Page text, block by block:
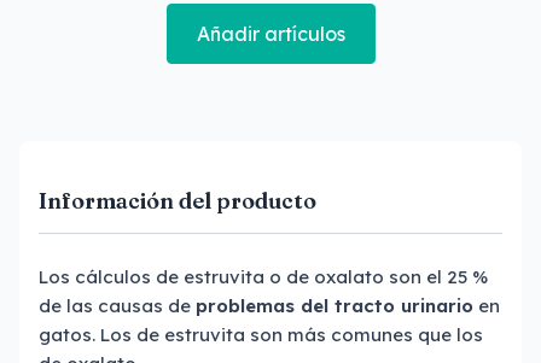
Añadir artículos
Información del producto
Los cálculos de estruvita o de oxalato son el 25 %
de las causas de problemas del tracto urinario en
gatos. Los de estruvita son más comunes que los